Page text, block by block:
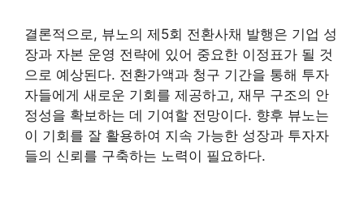
결론적으로, 뷰노의 제5회 전환사채 발행은 기업 성
장과 자본 운영 전략에 있어 중요한 이정표가 될 것
으로 예상된다. 전환가액과 청구 기간을 통해 투자
자들에게 새로운 기회를 제공하고, 재무 구조의 안
정성을 확보하는 데 기여할 전망이다. 향후 뷰노는
이 기회를 잘 활용하여 지속 가능한 성장과 투자자
들의 신뢰를 구축하는 노력이 필요하다.